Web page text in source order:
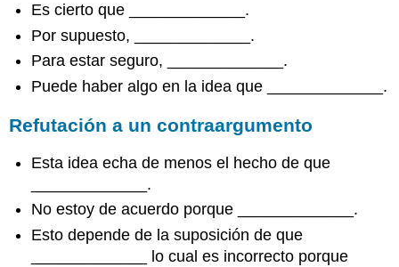
Es cierto que _____________.
Por supuesto, _____________.
Para estar seguro, _____________.
Puede haber algo en la idea que _____________.
Refutación a un contraargumento
Esta idea echa de menos el hecho de que
_____________.
No estoy de acuerdo porque _____________.
Esto depende de la suposición de que
_____________ lo cual es incorrecto porque